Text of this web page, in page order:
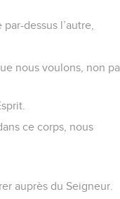
dessus l’autre,
nous voulons, non
ce corps, nous
auprès du Seigneur.